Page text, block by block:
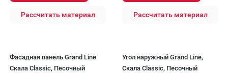
Рассчитать материал Рассчитать материал
Фасадная панель Grand Line
Скала Classic, Песочный
Угол наружный Grand Line,
Скала Classic, Песочный